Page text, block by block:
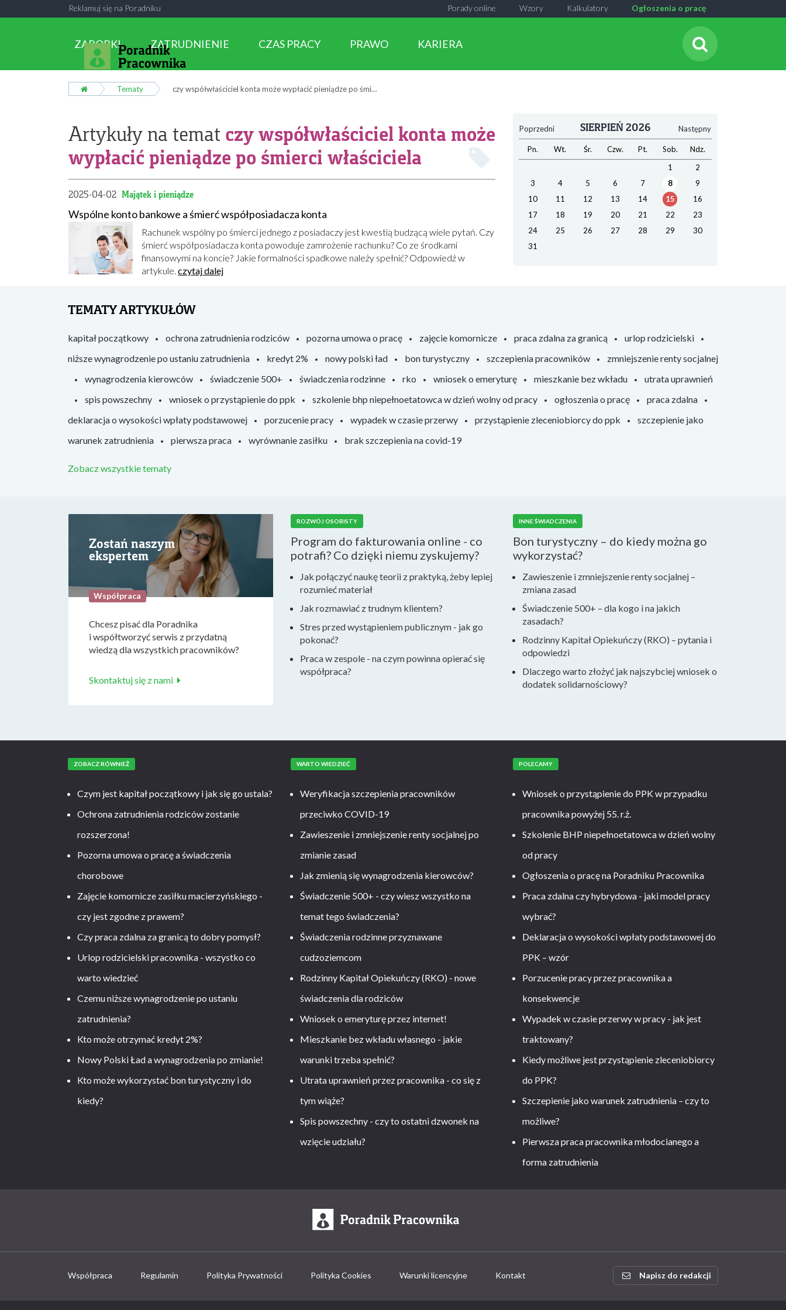
Reklamuj się na Poradniku Ogłoszenia o pracę
Kalkulatory
Wzory
Porady online
ZAROBKI ZATRUDNIENIE CZAS PRACY PRAWO KARIERA
Tematy czy współwłaściciel konta może wypłacić pieniądze po śmierci właściciela
Artykuły na temat czy współwłaściciel konta może
wypłacić pieniądze po śmierci właściciela
2025-04-02 Majątek i pieniądze
Wspólne konto bankowe a śmierć współposiadacza konta
Rachunek wspólny po śmierci jednego z posiadaczy jest kwestią budzącą wiele pytań. Czy
śmierć współposiadacza konta powoduje zamrożenie rachunku? Co ze środkami
finansowymi na koncie? Jakie formalności spadkowe należy spełnić? Odpowiedź w
artykule. czytaj dalej
Poprzedni Następny
SIERPIEŃ 2026
Pn. Wt. Śr. Czw. Pt. Sob.
Ndz.
1
2
3
4 5 6 7 8
9
10
11 12 13 14 15
16
17
18 19 20 21 22
23
24
25 26 27 28 29
30
31
TEMATY ARTYKUŁÓW
kapitał początkowy ochrona zatrudnienia rodziców pozorna umowa o pracę zajęcie komornicze praca zdalna za granicą
urlop rodzicielski
niższe wynagrodzenie po ustaniu zatrudnienia
kredyt 2% nowy polski ład bon turystyczny szczepienia pracowników
zmniejszenie renty socjalnej
wynagrodzenia kierowców
świadczenie 500+ świadczenia rodzinne rko wniosek o emeryturę mieszkanie bez wkładu
utrata uprawnień
spis powszechny
wniosek o przystąpienie do ppk szkolenie bhp niepełnoetatowca w dzień wolny od pracy ogłoszenia o pracę
praca zdalna
deklaracja o wysokości wpłaty podstawowej
porzucenie pracy wypadek w czasie przerwy przystąpienie zleceniobiorcy do ppk
szczepienie jako
warunek zatrudnienia
pierwsza praca wyrównanie zasiłku brak szczepienia na covid-19
Zobacz wszystkie tematy
Zostań naszym
ekspertem
Współpraca
Chcesz pisać dla Poradnika
i współtworzyć serwis z przydatną
wiedzą dla wszystkich pracowników?
Skontaktuj się z nami
ROZWÓJ OSOBISTY
Program do fakturowania online - co
potrafi? Co dzięki niemu zyskujemy?
Jak połączyć naukę teorii z praktyką, żeby lepiej
rozumieć materiał
Jak rozmawiać z trudnym klientem?
Stres przed wystąpieniem publicznym - jak go
pokonać?
Praca w zespole - na czym powinna opierać się
współpraca?
INNE ŚWIADCZENIA
Bon turystyczny – do kiedy można go
wykorzystać?
Zawieszenie i zmniejszenie renty socjalnej –
zmiana zasad
Świadczenie 500+ – dla kogo i na jakich
zasadach?
Rodzinny Kapitał Opiekuńczy (RKO) – pytania i
odpowiedzi
Dlaczego warto złożyć jak najszybciej wniosek o
dodatek solidarnościowy?
ZOBACZ RÓWNIEŻ
Czym jest kapitał początkowy i jak się go ustala?
Ochrona zatrudnienia rodziców zostanie
rozszerzona!
Pozorna umowa o pracę a świadczenia
chorobowe
Zajęcie komornicze zasiłku macierzyńskiego -
czy jest zgodne z prawem?
Czy praca zdalna za granicą to dobry pomysł?
Urlop rodzicielski pracownika - wszystko co
warto wiedzieć
Czemu niższe wynagrodzenie po ustaniu
zatrudnienia?
Kto może otrzymać kredyt 2%?
Nowy Polski Ład a wynagrodzenia po zmianie!
Kto może wykorzystać bon turystyczny i do
kiedy?
WARTO WIEDZIEĆ
Weryfikacja szczepienia pracowników
przeciwko COVID-19
Zawieszenie i zmniejszenie renty socjalnej po
zmianie zasad
Jak zmienią się wynagrodzenia kierowców?
Świadczenie 500+ - czy wiesz wszystko na
temat tego świadczenia?
Świadczenia rodzinne przyznawane
cudzoziemcom
Rodzinny Kapitał Opiekuńczy (RKO) - nowe
świadczenia dla rodziców
Wniosek o emeryturę przez internet!
Mieszkanie bez wkładu własnego - jakie
warunki trzeba spełnić?
Utrata uprawnień przez pracownika - co się z
tym wiąże?
Spis powszechny - czy to ostatni dzwonek na
wzięcie udziału?
POLECAMY
Wniosek o przystąpienie do PPK w przypadku
pracownika powyżej 55. r.ż.
Szkolenie BHP niepełnoetatowca w dzień wolny
od pracy
Ogłoszenia o pracę na Poradniku Pracownika
Praca zdalna czy hybrydowa - jaki model pracy
wybrać?
Deklaracja o wysokości wpłaty podstawowej do
PPK – wzór
Porzucenie pracy przez pracownika a
konsekwencje
Wypadek w czasie przerwy w pracy - jak jest
traktowany?
Kiedy możliwe jest przystąpienie zleceniobiorcy
do PPK?
Szczepienie jako warunek zatrudnienia – czy to
możliwe?
Pierwsza praca pracownika młodocianego a
forma zatrudnienia
Współpraca Regulamin Polityka Prywatności Polityka Cookies Warunki licencyjne Kontakt Napisz do redakcji